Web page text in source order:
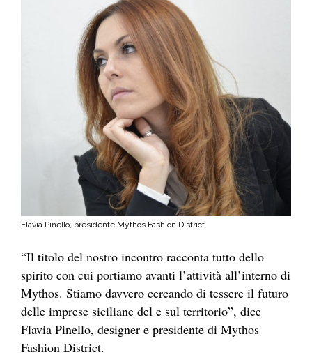
Flavia Pinello, presidente Mythos Fashion District
“Il titolo del nostro incontro racconta tutto dello
spirito con cui portiamo avanti l’attività all’interno di
Mythos. Stiamo davvero cercando di tessere il futuro
delle imprese siciliane del e sul territorio”, dice
Flavia Pinello, designer e presidente di Mythos
Fashion District.